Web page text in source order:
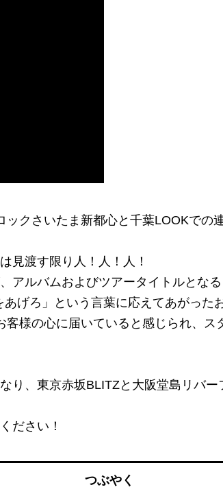
クさいたま新都心と千葉LOOKでの
見渡す限り 人！人！人！
アルバムおよびツアータイトルとなる
あげろ」という言葉に応えてあがった
様の心に届いていると感じられ、ス
り、東京赤坂BLITZと大阪堂島リバー
ださい！
つぶやく